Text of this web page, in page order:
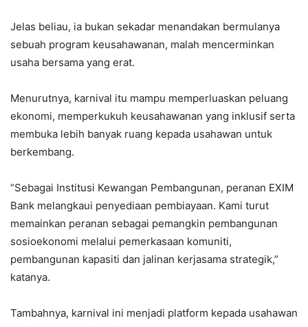
Jelas beliau, ia bukan sekadar menandakan bermulanya
sebuah program keusahawanan, malah mencerminkan
usaha bersama yang erat.
Menurutnya, karnival itu mampu memperluaskan peluang
ekonomi, memperkukuh keusahawanan yang inklusif serta
membuka lebih banyak ruang kepada usahawan untuk
berkembang.
“Sebagai Institusi Kewangan Pembangunan, peranan EXIM
Bank melangkaui penyediaan pembiayaan. Kami turut
memainkan peranan sebagai pemangkin pembangunan
sosioekonomi melalui pemerkasaan komuniti,
pembangunan kapasiti dan jalinan kerjasama strategik,”
katanya.
Tambahnya, karnival ini menjadi platform kepada usahawan